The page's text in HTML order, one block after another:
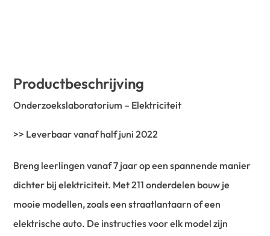
Productbeschrijving
Onderzoekslaboratorium – Elektriciteit
>> Leverbaar vanaf half juni 2022
Breng leerlingen vanaf 7 jaar op een spannende manier
dichter bij elektriciteit. Met 211 onderdelen bouw je
mooie modellen, zoals een straatlantaarn of een
elektrische auto. De instructies voor elk model zijn